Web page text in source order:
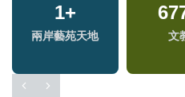
1+
兩岸藝苑天地 文